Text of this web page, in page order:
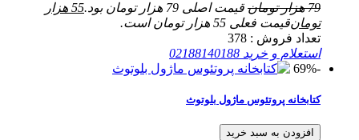
79 هزار تومان قیمت اصلی 79 هزار تومان بود. 55 هزار
تومانقیمت فعلی 55 هزار تومان است.
تعداد فروش : 378
استعلام و خرید 02188140188
-69%
کتابخانه پروتئوس ماژول بلوتوث
افزودن به سبد خرید